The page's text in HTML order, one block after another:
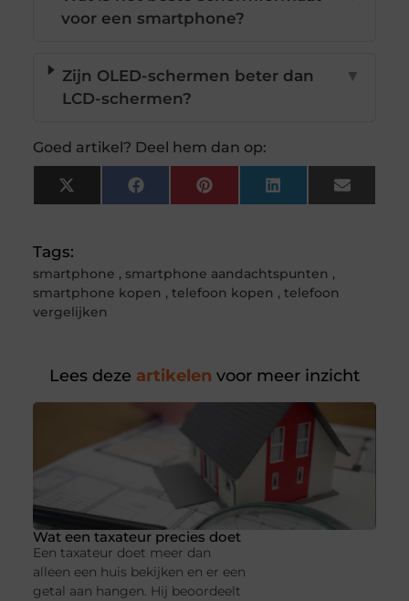
voor een smartphone?
Zijn OLED-schermen beter dan
LCD-schermen?
▼
Goed artikel? Deel hem dan op:
X
(Twitter)
FacebookPinterestLinkedInEmail
Tags:
smartphone , smartphone aandachtspunten ,
smartphone kopen , telefoon kopen , telefoon
vergelijken
Lees deze artikelen voor meer inzicht
Wat een taxateur precies doet
Een taxateur doet meer dan
alleen een huis bekijken en er een
getal aan hangen. Hij beoordeelt